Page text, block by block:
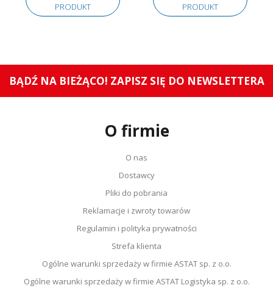
PRODUKT
PRODUKT
BĄDŹ NA BIEŻĄCO! ZAPISZ SIĘ DO NEWSLETTERA
O firmie
O nas
Dostawcy
Pliki do pobrania
Reklamacje i zwroty towarów
Regulamin i polityka prywatności
Strefa klienta
Ogólne warunki sprzedaży w firmie ASTAT sp. z o.o.
Ogólne warunki sprzedaży w firmie ASTAT Logistyka sp. z o.o.